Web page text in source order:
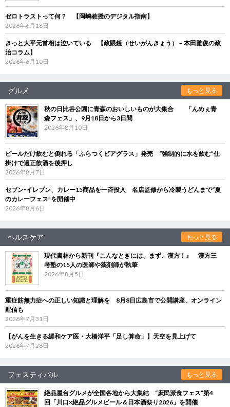
ゼロトラストって何？ 【岡嶋教授のデジタル指南】
2026年6月18日
きっと大平元首相は泣いている 【政眼鏡（せいがんきょう）－本田雅俊の政
治コラム】
2026年6月10日
グルメ もっと見る
秋の日比谷公園に青森のおいしいものが大集合 「んめぇ青
森フェス」、9月18日から3日間
2026年8月10日
ビールだけ飲むと倒れる「ふらつくビアグラス」発売 “強制的に水を飲む”仕
掛けで適正飲酒を後押し
2026年8月7日
セブン‐イレブン、カレー15商品を一斉投入 名店監修から冷製うどんまで“夏
のカレーフェス”を開催中
2026年8月6日
ヘルスケア もっと見る
現代書林から新刊『こんなときには、まず、漢方！』 漢方三
考塾の15人の医師や薬剤師が執筆
2026年8月5日
重症筋無力症への正しい知識と理解を 8月8日広島市で公開講座、オンライン
配信も
2026年7月31日
【がんを生きる緩和ケア医・大橋洋平「足し算命」】天空を見上げて
2026年7月28日
フェスティバル もっと見る
絶品屋台グルメが全国各地から大集結 “庶民派食フェス”第4
回「川口×絶品グルメビール＆日本酒祭り2026」を開催